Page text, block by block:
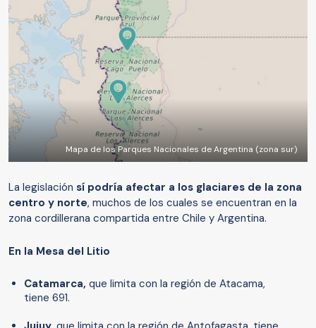
Mapa de los Parques Nacionales de Argentina (zona sur)
La legislación sí podría afectar a los glaciares de la zona
centro y norte, muchos de los cuales se encuentran en la
zona cordillerana compartida entre Chile y Argentina.
En la Mesa del Litio
Catamarca, que limita con la región de Atacama,
tiene 691.